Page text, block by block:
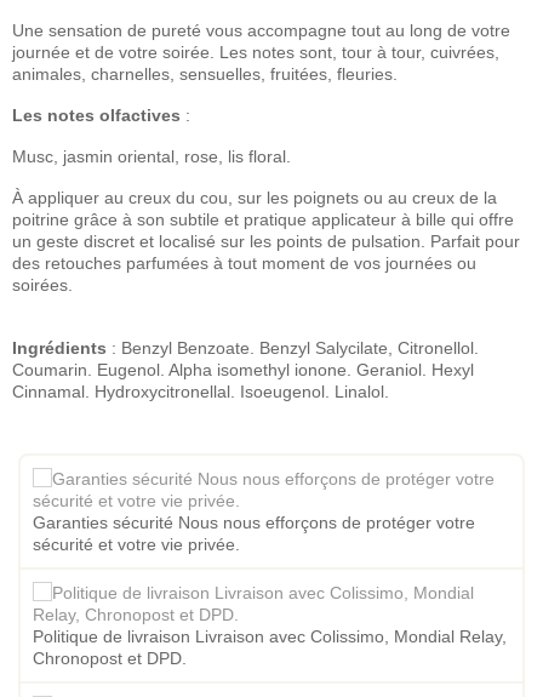
Une sensation de pureté vous accompagne tout au long de votre
journée et de votre soirée. Les notes sont, tour à tour, cuivrées,
animales, charnelles, sensuelles, fruitées, fleuries.
Les notes olfactives :
Musc, jasmin oriental, rose, lis floral.
À appliquer au creux du cou, sur les poignets ou au creux de la
poitrine grâce à son subtile et pratique applicateur à bille qui offre
un geste discret et localisé sur les points de pulsation. Parfait pour
des retouches parfumées à tout moment de vos journées ou
soirées.
Ingrédients : Benzyl Benzoate. Benzyl Salycilate, Citronellol.
Coumarin. Eugenol. Alpha isomethyl ionone. Geraniol. Hexyl
Cinnamal. Hydroxycitronellal. Isoeugenol. Linalol.
Garanties sécurité Nous nous efforçons de protéger votre
sécurité et votre vie privée.
Politique de livraison Livraison avec Colissimo, Mondial Relay,
Chronopost et DPD.